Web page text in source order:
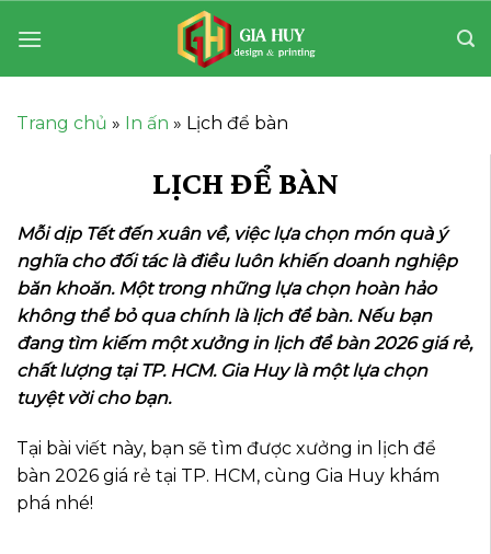
qua
Trang chủ » In ấn » Lịch để bàn
LỊCH ĐỂ BÀN
Mỗi dịp Tết đến xuân về, việc lựa chọn món quà ý
nghĩa cho đối tác là điều luôn khiến doanh nghiệp
băn khoăn. Một trong những lựa chọn hoàn hảo
không thể bỏ qua chính là lịch để bàn. Nếu bạn
đang tìm kiếm một xưởng in lịch để bàn 2026 giá rẻ,
chất lượng tại TP. HCM. Gia Huy là một lựa chọn
tuyệt vời cho bạn.
Tại bài viết này, bạn sẽ tìm được xưởng in lịch để
bàn 2026 giá rẻ tại TP. HCM, cùng Gia Huy khám
phá nhé!